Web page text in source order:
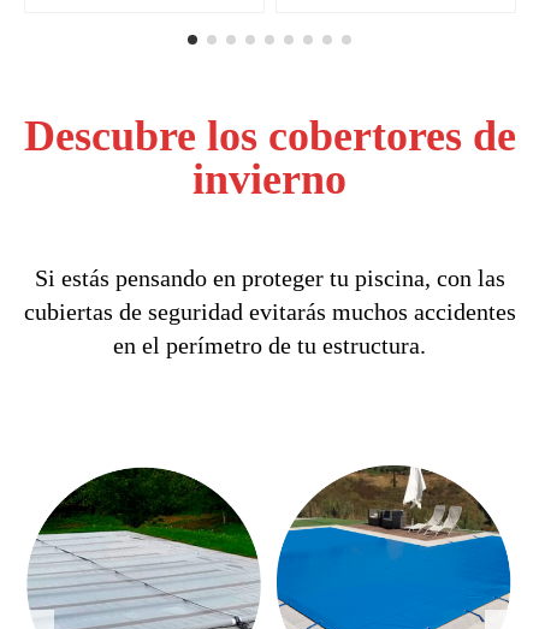
Descubre los cobertores de
invierno
Si estás pensando en proteger tu piscina, con las
cubiertas de seguridad evitarás muchos accidentes
en el perímetro de tu estructura.